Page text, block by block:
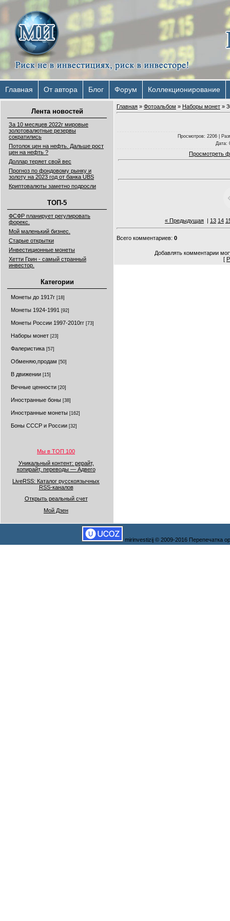
Главная От автора Блог Форум Коллекционирование
Лента новостей
За 10 месяцев 2022г мировые
золотовалютные резервы
сократились
Потолок цен на нефть. Дальше рост
цен на нефть ?
Доллар теряет свой вес
Прогноз по фондовому рынку и
золоту на 2023 год от банка UBS
Криптовалюты заметно подросли
ТОП-5
ФСФР планирует регулировать
форекс.
Мой маленький бизнес.
Старые открытки
Инвестиционные монеты
Хетти Грин - самый странный
инвестор.
Категории
Монеты до 1917г [18]
Монеты 1924-1991 [92]
Монеты России 1997-2010гг [73]
Наборы монет [23]
Фалеристика [57]
Обменяю,продам [50]
В движении [15]
Вечные ценности [20]
Иностранные боны [38]
Иностранные монеты [162]
Боны СССР и России [32]
Мы в ТОП 100
Уникальный контент: рерайт,
копирайт, переводы — Адвего
LiveRSS: Каталог русскоязычных
RSS-каналов
Открыть реальный счет
Мой Дзен
Главная » Фотоальбом » Наборы монет »
Просмотров: 2206 |
Дата:
Просмотреть
« Предыдущая | 13 14
Всего комментариев: 0
Добавлять комментарии
[
mirinvestizij © 2009-2016 Перепечатка